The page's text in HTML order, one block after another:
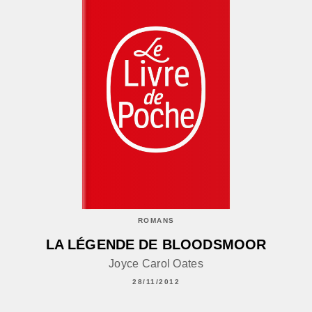
ROMANS
LA LÉGENDE DE BLOODSMOOR
Joyce Carol Oates
28/11/2012